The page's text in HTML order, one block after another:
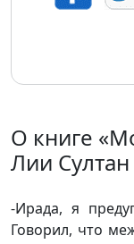
О книге
Лии Султан
-Ирада, я
Говорил, что